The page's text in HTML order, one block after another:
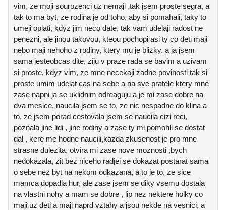
vim, ze moji sourozenci uz nemaji ,tak jsem proste segra, a
tak to ma byt, ze rodina je od toho, aby si pomahali, taky to
umeji oplati, kdyz jim neco date, tak vam udelaji radost ne
penezni, ale jinou takovou, kteou pochopi asi ty co deti maji
nebo maji nehoho z rodiny, ktery mu je blizky. a ja jsem
sama jesteobcas dite, ziju v praze rada se bavim a uzivam
si proste, kdyz vim, ze mne necekaji zadne povinosti tak si
proste umim udelat cas na sebe a na sve pratele ktery mne
zase napni ja se uklidnim odreaguju a je mi zase dobre na
dva mesice, naucila jsem se to, ze nic nespadne do klina a
to, ze jsem porad cestovala jsem se naucila cizi reci,
poznala jine lidi , jine rodiny a zase ty mi pomohli se dostat
dal , kere me hodne naucili,kazda zkusenost je pro mne
strasne dulezita, otvira mi zase nove moznosti ,bych
nedokazala, zit bez niceho radjei se dokazat postarat sama
o sebe nez byt na nekom odkazana, a to je to, ze sice
mamca dopadla hur, ale zase jsem se diky vsemu dostala
na vlastni nohy a mam se dobre , lip nez nektere holky co
maji uz deti a maji naprd vztahy a jsou nekde na vesnici, a